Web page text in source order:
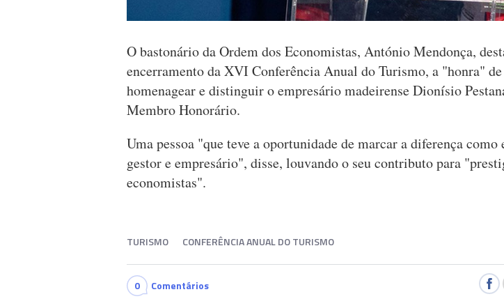
O bastonário da Ordem dos Economistas, António Mendonça,
encerramento da XVI Conferência Anual do Turismo, a "honra" de
homenagear e distinguir o empresário madeirense Dionísio
Membro Honorário.
Uma pessoa "que teve a oportunidade de marcar a diferença como
gestor e empresário", disse, louvando o seu contributo para
economistas".
TURISMO CONFERÊNCIA ANUAL DO TURISMO
0 Comentários